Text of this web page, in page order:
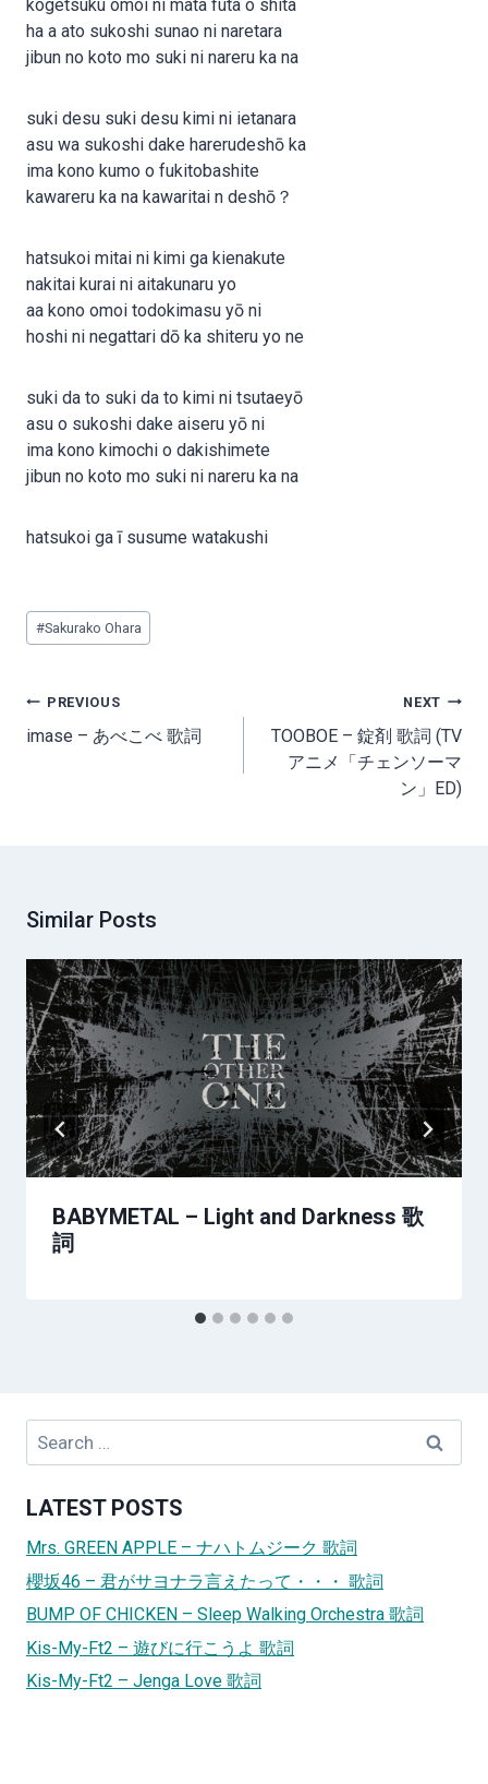
kogetsuku omoi ni mata futa o shita
ha a ato sukoshi sunao ni naretara
jibun no koto mo suki ni nareru ka na
suki desu suki desu kimi ni ietanara
asu wa sukoshi dake harerudeshō ka
ima kono kumo o fukitobashite
kawareru ka na kawaritai n deshō？
hatsukoi mitai ni kimi ga kienakute
nakitai kurai ni aitakunaru yo
aa kono omoi todokimasu yō ni
hoshi ni negattari dō ka shiteru yo ne
suki da to suki da to kimi ni tsutaeyō
asu o sukoshi dake aiseru yō ni
ima kono kimochi o dakishimete
jibun no koto mo suki ni nareru ka na
hatsukoi ga ī susume watakushi
Post
Tags:
#Sakurako Ohara
Post
navigation
PREVIOUS
imase – あべこべ 歌詞
NEXT
TOOBOE – 錠剤 歌詞 (TV
アニメ「チェンソーマ
ン」ED)
Similar Posts
BABYMETAL – Light and Darkness 歌
詞
Search
LATEST POSTS
Mrs. GREEN APPLE – ナハトムジーク 歌詞
櫻坂46 – 君がサヨナラ言えたって・・・ 歌詞
BUMP OF CHICKEN – Sleep Walking Orchestra 歌詞
Kis-My-Ft2 – 遊びに行こうよ 歌詞
Kis-My-Ft2 – Jenga Love 歌詞